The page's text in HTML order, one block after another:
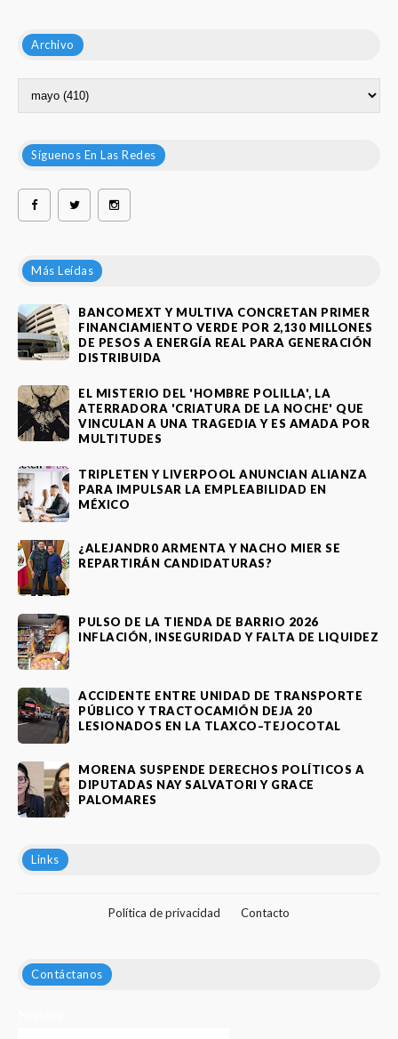
Archivo
Síguenos En Las Redes
Más Leídas
BANCOMEXT Y MULTIVA CONCRETAN PRIMER
FINANCIAMIENTO VERDE POR 2,130 MILLONES
DE PESOS A ENERGÍA REAL PARA GENERACIÓN
DISTRIBUIDA
EL MISTERIO DEL 'HOMBRE POLILLA', LA
ATERRADORA 'CRIATURA DE LA NOCHE' QUE
VINCULAN A UNA TRAGEDIA Y ES AMADA POR
MULTITUDES
TRIPLETEN Y LIVERPOOL ANUNCIAN ALIANZA
PARA IMPULSAR LA EMPLEABILIDAD EN
MÉXICO
¿ALEJANDR0 ARMENTA Y NACHO MIER SE
REPARTIRÁN CANDIDATURAS?
PULSO DE LA TIENDA DE BARRIO 2026
INFLACIÓN, INSEGURIDAD Y FALTA DE LIQUIDEZ
ACCIDENTE ENTRE UNIDAD DE TRANSPORTE
PÚBLICO Y TRACTOCAMIÓN DEJA 20
LESIONADOS EN LA TLAXCO–TEJOCOTAL
MORENA SUSPENDE DERECHOS POLÍTICOS A
DIPUTADAS NAY SALVATORI Y GRACE
PALOMARES
Links
Política de privacidad Contacto
Contáctanos